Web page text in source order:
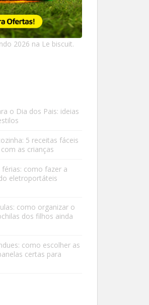
2026 na Le biscuit.
o Dia dos Pais: ideias
5 receitas fáceis
as crianças
como fazer a
eletroportáteis
como organizar o
dos filhos ainda
como escolher as
certas para